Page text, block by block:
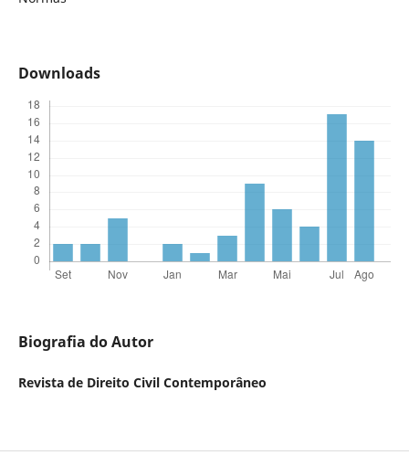
Downloads
Biografia do Autor
Revista de Direito Civil Contemporâneo